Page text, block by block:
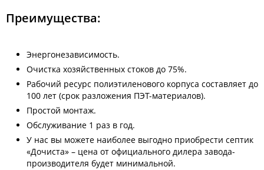
Преимущества:
Энергонезависимость.
Очистка хозяйственных стоков до 75%.
Рабочий ресурс полиэтиленового корпуса составляет до
100 лет (срок разложения ПЭТ-материалов).
Простой монтаж.
Обслуживание 1 раз в год.
У нас вы можете наиболее выгодно приобрести септик
«Дочиста» – цена от официального дилера завода-
производителя будет минимальной.